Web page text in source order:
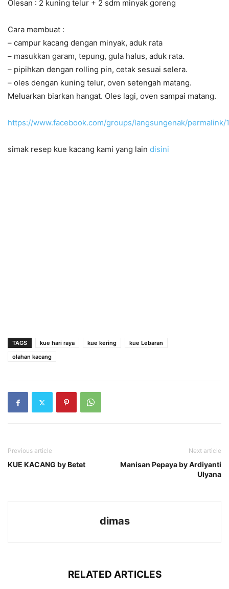
Olesan : 2 kuning telur + 2 sdm minyak goreng
Cara membuat :
– campur kacang dengan minyak, aduk rata
– masukkan garam, tepung, gula halus, aduk rata.
– pipihkan dengan rolling pin, cetak sesuai selera.
– oles dengan kuning telur, oven setengah matang.
Meluarkan biarkan hangat. Oles lagi, oven sampai matang.
https://www.facebook.com/groups/langsungenak/
simak resep kue kacang kami yang lain disini
TAGS kue hari raya kue kering
kue Lebaran
olahan kacang
Previous article
KUE KACANG by Betet
Next article
Manisan Pepaya by Ardiyanti
Ulyana
dimas
RELATED ARTICLES